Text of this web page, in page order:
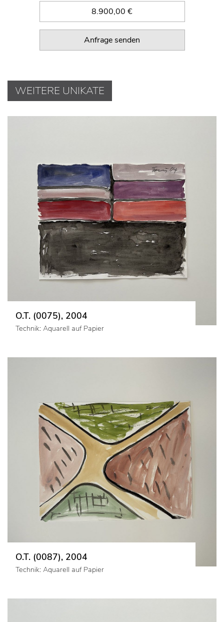
8.900,00 €
Anfrage senden
WEITERE UNIKATE
O.T. (0075), 2004
Technik: Aquarell auf Papier
O.T. (0087), 2004
Technik: Aquarell auf Papier